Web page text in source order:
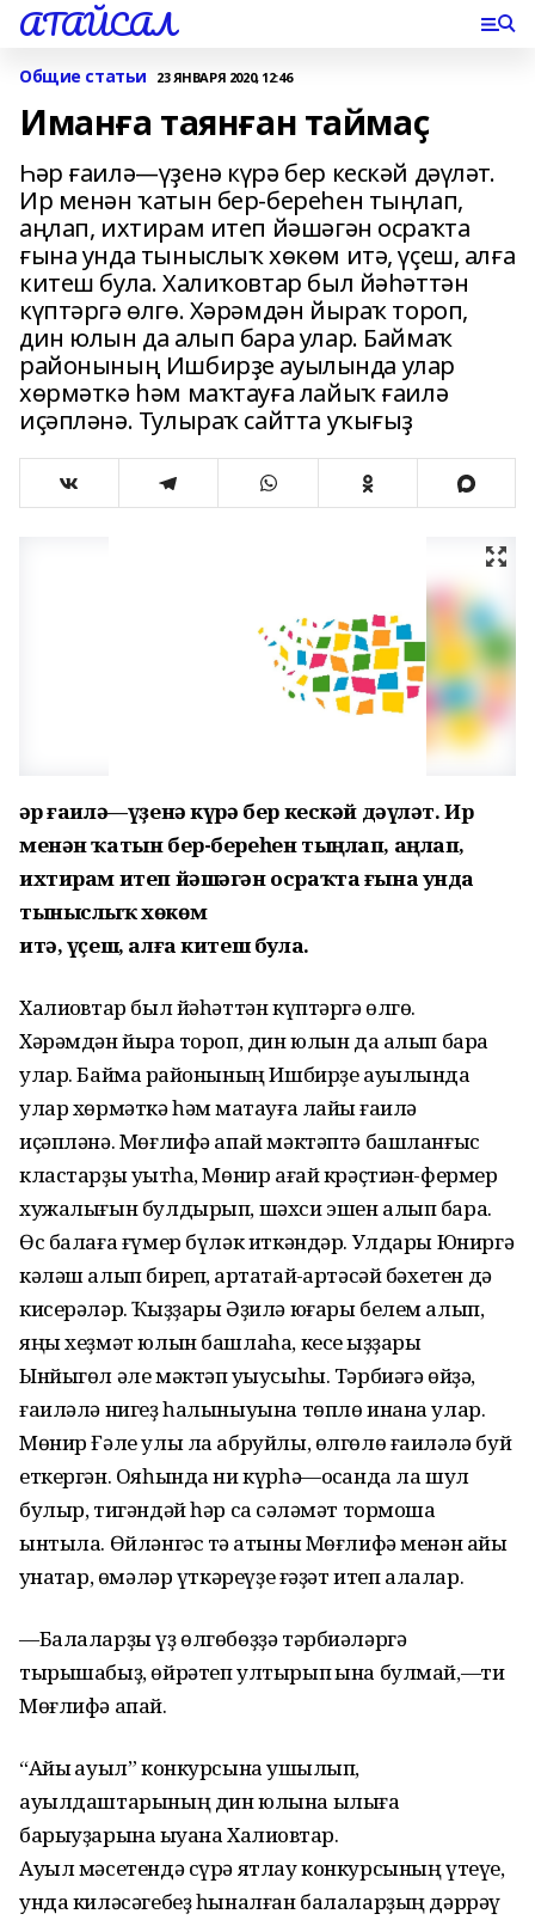
АТАЙСАЛ
Общие статьи 23 ЯНВАРЯ 2020, 12:46
Иманға таянған таймаҫ
Һәр ғаилә—үҙенә күрә бер кескәй дәүләт.
Ир менән ҡатын бер-береһен тыңлап,
аңлап, ихтирам итеп йәшәгән осраҡта
ғына унда тыныслыҡ хөкөм итә, үҫеш, алға
китеш була. Халиҡовтар был йәһәттән
күптәргә өлгө. Хәрәмдән йыраҡ тороп,
дин юлын да алып бара улар. Баймаҡ
районының Ишбирҙе ауылында улар
хөрмәткә һәм маҡтауға лайыҡ ғаилә
иҫәпләнә. Тулыраҡ сайтта уҡығыҙ
Һәр ғаилә—үҙенә күрә бер кескәй дәүләт. Ир
менән ҡатын бер-береһен тыңлап, аңлап,
ихтирам итеп йәшәгән осраҡта ғына унда
тыныслыҡ хөкөм
итә, үҫеш, алға китеш була.
Халиҡовтар был йәһәттән күптәргә өлгө.
Хәрәмдән йыраҡ тороп, дин юлын да алып бара
улар. Баймаҡ районының Ишбирҙе ауылында
улар хөрмәткә һәм маҡтауға лайыҡ ғаилә
иҫәпләнә. Мөғлифә апай мәктәптә башланғыс
кластарҙы уҡытһа, Мөнир ағай крәҫтиән-фермер
хужалығын булдырып, шәхси эшен алып бара.
Өс балаға ғүмер бүләк иткәндәр. Улдары Юниргә
кәләш алып биреп, ҡартатай-ҡартәсәй бәхетен дә
кисерәләр. Ҡыҙҙары Әҙилә юғары белем алып,
яңы хеҙмәт юлын башлаһа, кесе ҡыҙҙары
Ынйыгөл әле мәктәп уҡыусыһы. Тәрбиәгә өйҙә,
ғаиләлә нигеҙ һалыныуына төплө инана улар.
Мөнир Ғәле улы ла абруйлы, өлгөлө ғаиләлә буй
еткергән. Ояһында ни күрһә—осҡанда ла шул
булыр, тигәндәй һәр саҡ сәләмәт тормошҡа
ынтыла. Өйләнгәс тә ҡатыны Мөғлифә менән айыҡ
ҡунаҡтар, өмәләр үткәреүҙе ғәҙәт итеп алалар.
—Балаларҙы үҙ өлгөбөҙҙә тәрбиәләргә
тырышабыҙ, өйрәтеп ултырып ҡына булмай,—ти
Мөғлифә апай.
“Айыҡ ауыл” конкурсына ҡушылып,
ауылдаштарының дин юлына ылыға
барыуҙарына ҡыуана Халиҡовтар.
Ауыл мәсетендә сүрә ятлау конкурсының үтеүе,
унда киләсәгебеҙ һыналған балаларҙың дәррәү